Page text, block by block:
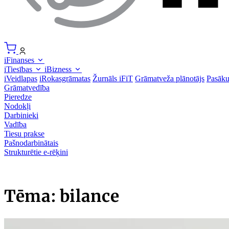
iFinanses
iTiesības
iBizness
iVeidlapas iRokasgrāmatas Žurnāls iFiT Grāmatveža plānotājs
Grāmatvedība
Pieredze
Nodokļi
Darbinieki
Vadība
Tiesu prakse
Pašnodarbinātais
Strukturētie e-rēķini
Tēma: bilance